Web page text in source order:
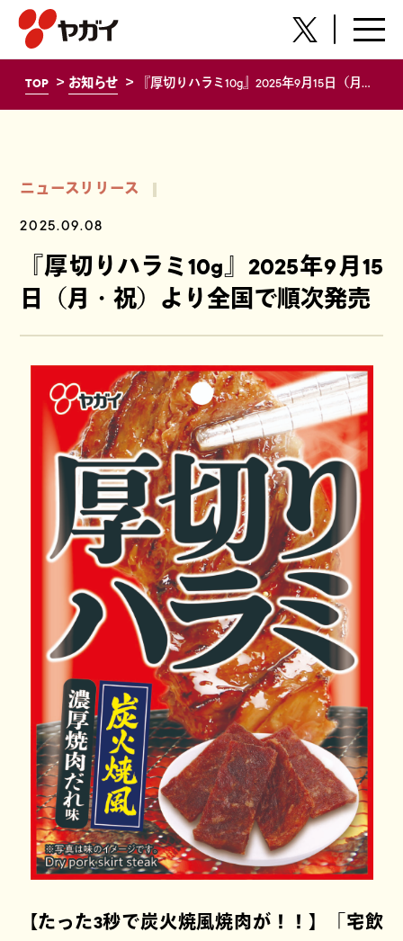
TOP お知らせ 『厚切りハラミ10g』2025年9月15日（月・祝）より全国で順次発売
ニュースリリース
2025.09.08
『厚切りハラミ10g』2025年9月15
日（月・祝）より全国で順次発売
【たった3秒で炭火焼風焼肉が！！】「宅飲